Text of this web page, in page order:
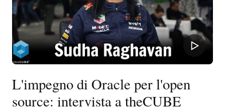
L'impegno di Oracle per l'open
source: intervista a theCUBE